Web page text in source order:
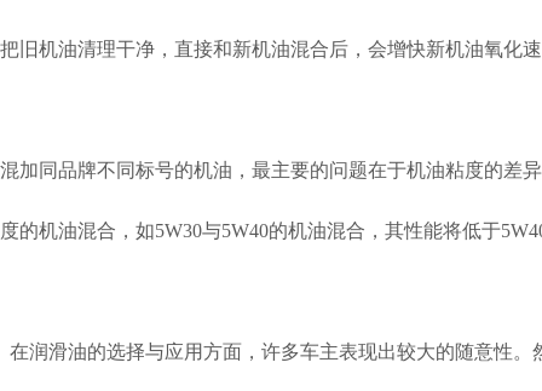
把旧机油清理干净，直接和新机油混合后，会增快新机油氧化
混加同品牌不同标号的机油，最主要的问题在于机油粘度的差
度的机油混合，如5W30与5W40的机油混合，其性能将低于
在润滑油的选择与应用方面，许多车主表现出较大的随意性